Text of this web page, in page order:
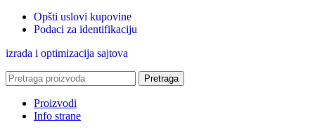
Opšti uslovi kupovine
Podaci za identifikaciju
izrada i optimizacija sajtova
Pretraga
Proizvodi
Info strane